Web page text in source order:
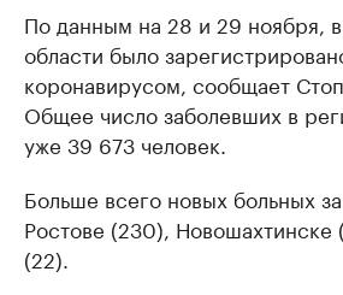
По данным на 28 и 29 ноября,
области было
коронавирусом, сообщает
Общее число заболевших в
уже 39 673 человек.
Больше всего новых больных
Ростове (230), Новошахтинске
(22).